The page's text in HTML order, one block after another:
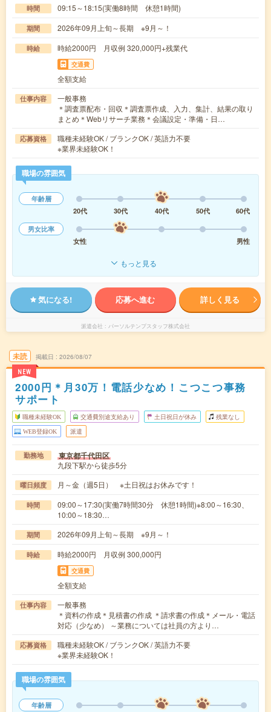
時間 09:15～18:15(実働8時間 休憩1時間)
期間 2026年09月上旬～長期 ※9月～！
時給 時給2000円 月収例 320,000円+残業代
交通費
全額支給
仕事内容
一般事務
＊調査票配布・回収＊調査票作成、入力、集計、結果の取り
まとめ＊Webリサーチ業務＊会議設定・準備・日…
応募資格
職種未経験OK / ブランクOK / 英語力不要
※業界未経験OK！
職場の雰囲気
年齢層
20代
30代 40代 50代
60代
男女比率
女性
男性
もっと見る
気になる! 応募へ進む 詳しく見る
派遣会社 パーソルテンプスタッフ株式会社
未読
NEW
掲載日 2026/08/07
2000円＊月30万！電話少なめ！こつこつ事務
サポート
職種未経験OK 交通費別途支給あり 土日祝日が休み 残業なし
WEB登録OK 派遣
勤務地 東京都千代田区
九段下駅から徒歩5分
曜日頻度 月～金（週5日） ※土日祝はお休みです！
時間
09:00～17:30(実働7時間30分 休憩1時間)※8:00～16:30、
10:00～18:30…
期間 2026年09月上旬～長期 ※9月～！
時給 時給2000円 月収例 300,000円
交通費
全額支給
仕事内容
一般事務
＊資料の作成＊見積書の作成 ＊請求書の作成＊メール・電話
対応（少なめ） ～業務については社員の方より…
応募資格
職種未経験OK / ブランクOK / 英語力不要
※業界未経験OK！
職場の雰囲気
年齢層